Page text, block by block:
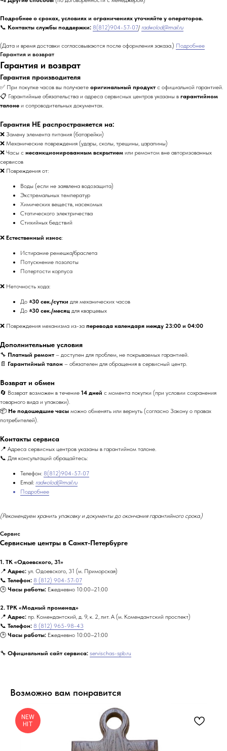
Подробнее о сроках, условиях и ограничениях уточняйте у операторов.
📞 Контакты службы поддержки: 8(812)904-57-07/ radwolod@mail.ru
(Дата и время доставки согласовываются после оформления заказа.) Подробнее
Гарантия и возврат
Гарантия и возврат
Гарантия производителя
✅ При покупке часов вы получаете оригинальный продукт с официальной гарантией.
📋 Гарантийные обязательства и адреса сервисных центров указаны в гарантийном
талоне и сопроводительных документах.
Гарантия НЕ распространяется на:
❌ Замену элемента питания (батарейки)
❌ Механические повреждения (удары, сколы, трещины, царапины)
❌ Часы с несанкционированным вскрытием или ремонтом вне авторизованных
сервисов
❌ Повреждения от:
Воды (если не заявлена водозащита)
Экстремальных температур
Химических веществ, насекомых
Статического электричества
Стихийных бедствий
❌ Естественный износ:
Истирание ремешка/браслета
Потускнение позолоты
Потертости корпуса
❌ Неточность хода:
До ±30 сек./сутки для механических часов
До ±30 сек./месяц для кварцевых
❌ Повреждения механизма из-за перевода календаря между 23:00 и 04:00
Дополнительные условия
🔧 Платный ремонт – доступен для проблем, не покрываемых гарантией.
📄 Гарантийный талон – обязателен для обращения в сервисный центр.
Возврат и обмен
🔄 Возврат возможен в течение 14 дней с момента покупки (при условии сохранения
товарного вида и упаковки).
📦 Не подошедшие часы можно обменять или вернуть (согласно Закону о правах
потребителей).
Контакты сервиса
📍 Адреса сервисных центров указаны в гарантийном талоне.
📞 Для консультаций обращайтесь:
Телефон: 8(812)904-57-07
Email: radwolod@mail.ru
Подробнее
(Рекомендуем хранить упаковку и документы до окончания гарантийного срока.)
Сервис
Сервисные центры в Санкт-Петербурге
1. ТК «Одоевского, 31»
📍 Адрес: ул. Одоевского, 31 (м. Приморская)
📞 Телефон: 8 (812) 904-57-07
🕒 Часы работы: Ежедневно 10:00–21:00
2. ТРК «Модный променад»
📍 Адрес: пр. Комендантский, д. 9, к. 2, лит. А (м. Комендантский проспект)
📞 Телефон: 8 (812) 965-98-43
🕒 Часы работы: Ежедневно 10:00–21:00
🔧 Официальный сайт сервиса: servischas-spb.ru
Возможно вам понравится
NEW
HIT